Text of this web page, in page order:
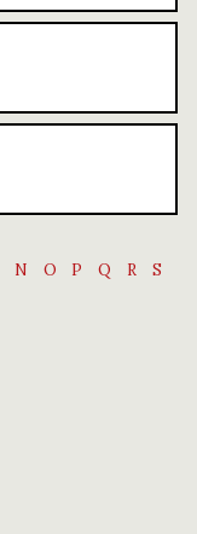
N O P Q R
S